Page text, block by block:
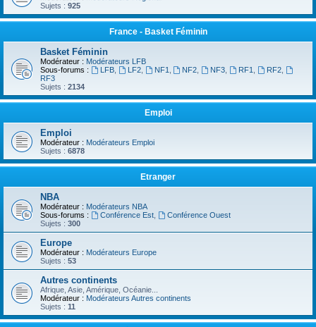
Sujets : 925
France - Basket Féminin
Basket Féminin
Modérateur : Modérateurs LFB
Sous-forums :
LFB, LF2, NF1 NF2 NF3 RF1 RF2,
RF3
Sujets : 2134
Emploi
Emploi
Modérateur : Modérateurs Emploi
Sujets : 6878
Etranger
NBA
Modérateur : Modérateurs NBA
Sous-forums :
Conférence Est,
Conférence Ouest
Sujets : 300
Europe
Modérateur : Modérateurs Europe
Sujets : 53
Autres continents
Afrique, Asie, Amérique, Océanie...
Modérateur : Modérateurs Autres continents
Sujets : 11